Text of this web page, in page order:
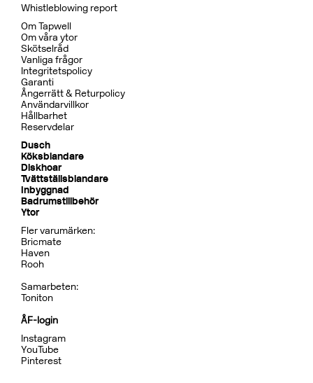
Koppar
BOX7200 ED2 Black Chrome
CR MB
Pris 29995 kr
Dusch
BOX7268 ED2 Black Chrome
CR MB